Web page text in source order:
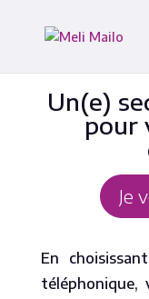
Un(e)
pour
Je
En
téléphonique,